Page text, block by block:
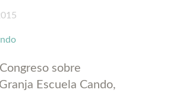
sobre
Escuela Cando,